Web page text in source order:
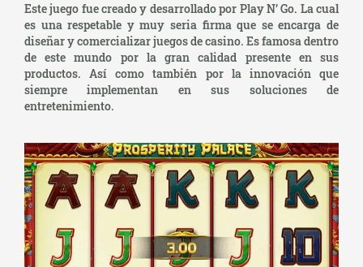
Este juego fue creado y desarrollado por Play N’ Go. La cual
es una respetable y muy seria firma que se encarga de
diseñar y comercializar juegos de casino. Es famosa dentro
de este mundo por la gran calidad presente en sus
productos. Así como también por la innovación que
siempre implementan en sus soluciones de
entretenimiento.